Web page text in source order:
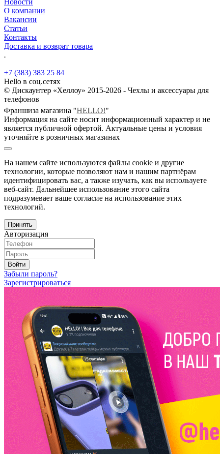
О компании
Вакансии
Статьи
Контакты
Доставка и возврат товара
.
+7 (383) 383 25 84
Hello в соц.сетях
© Дискаунтер «Хеллоу» 2015-2026 - Чехлы и аксессуары для
телефонов
Франшиза магазина "HELLO!"
Информация на сайте носит информационный характер и не
является публичной офертой. Актуальные цены и условия
уточняйте в розничных магазинах
На нашем сайте используются файлы cookie и другие
технологии, которые позволяют нам и нашим партнёрам
идентифицировать вас, а также изучать, как вы используете
веб-сайт. Дальнейшее использование этого сайта
подразумевает ваше согласие на использование этих
технологий.
Принять
Авторизация
Войти
Забыли пароль?
Зарегистрироваться